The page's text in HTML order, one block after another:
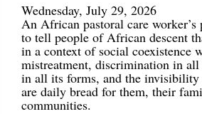
Wednesday, July 29, 2026
An African pastoral care
to tell people of African descent
in a context of social coexistence
mistreatment, discrimination in all
in all its forms, and the
are daily bread for them, their
communities.